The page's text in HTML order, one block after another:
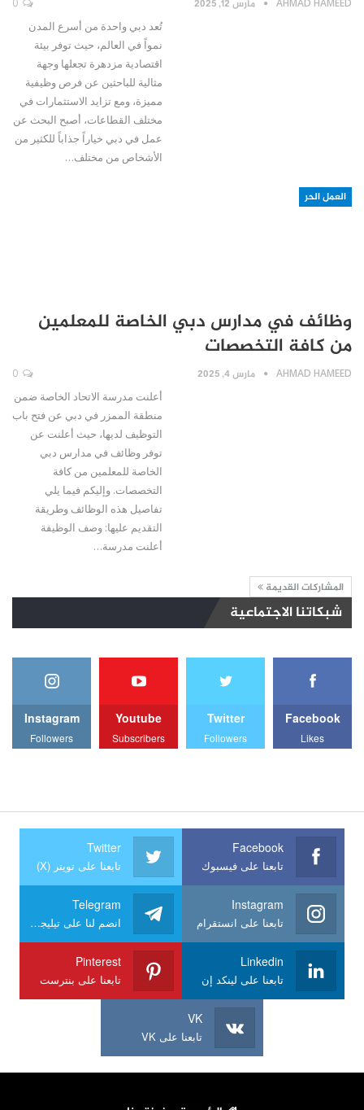
AHMAD HAMEED مارس 12, 2025
تُعد دبي واحدة من أسرع المدن
نمواً في العالم، حيث توفر بيئة
اقتصادية مزدهرة تجعلها وجهة
مثالية للباحثين عن فرص وظيفية
مميزة، ومع تزايد الاستثمارات في
مختلف القطاعات، أصبح البحث عن
عمل في دبي خياراً جذاباً للكثير من
الأشخاص من مختلف…
العمل الحر
وظائف في مدارس دبي الخاصة للمعلمين
من كافة التخصصات
AHMAD HAMEED مارس 4, 2025
أعلنت مدرسة الاتحاد الخاصة ضمن
منطقة الممزر في دبي عن فتح باب
التوظيف لديها، حيث أعلنت عن
توفر وظائف في مدارس دبي
الخاصة للمعلمين من كافة
التخصصات. وإليكم فيما يلي
تفاصيل هذه الوظائف وطريقة
التقديم عليها: وصف الوظيفة
أعلنت مدرسة…
المشاركات القديمة
شبكاتنا الاجتماعية
Facebook
Likes
Twitter
Followers
Youtube
Subscribers
Instagram
Followers
Facebook
تابعنا على فيسبوك
Twitter
تابعنا على تويتر (X)
Instagram
تابعنا على انستقرام
Telegram
انضم لنا على تيليجرام
Linkedin
تابعنا على لينكد إن
Pinterest
تابعنا على بنترست
VK
تابعنا على VK